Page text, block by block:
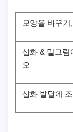
모양을 바꾸
삽화 & 밑그림
오
삽화 발달에